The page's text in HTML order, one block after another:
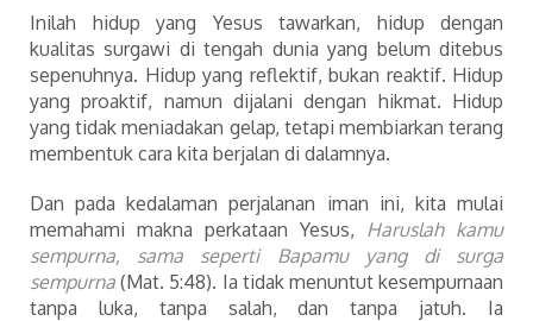
Inilah hidup yang Yesus tawarkan, hidup dengan
kualitas surgawi di tengah dunia yang belum ditebus
sepenuhnya. Hidup yang reflektif, bukan reaktif. Hidup
yang proaktif, namun dijalani dengan hikmat. Hidup
yang tidak meniadakan gelap, tetapi membiarkan terang
membentuk cara kita berjalan di dalamnya.
Dan pada kedalaman perjalanan iman ini, kita mulai
memahami makna perkataan Yesus, Haruslah kamu
sempurna, sama seperti Bapamu yang di surga
sempurna (Mat. 5:48). Ia tidak menuntut kesempurnaan
tanpa luka, tanpa salah, dan tanpa jatuh. Ia